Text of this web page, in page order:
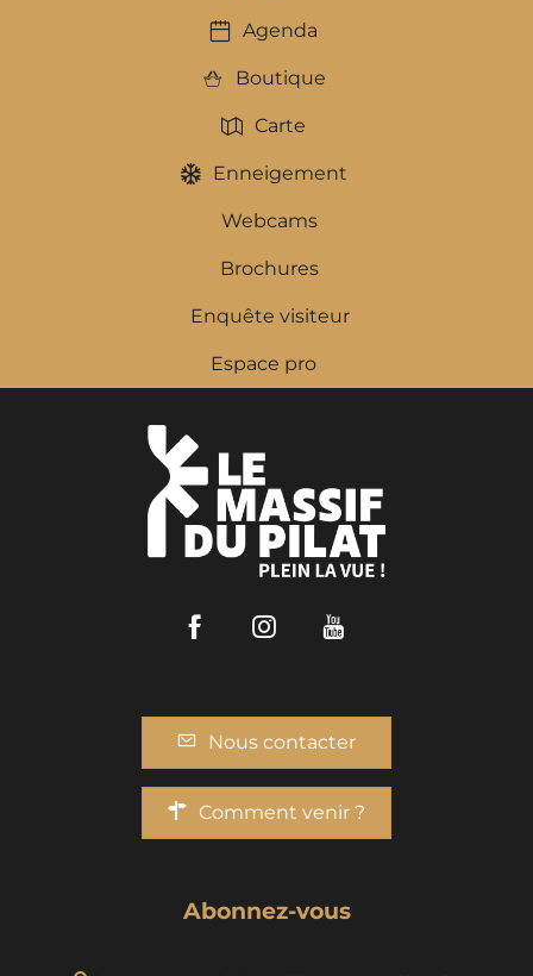
Agenda
Boutique
Carte
Enneigement
Webcams
Brochures
Enquête visiteur
Espace pro
FacebookInstagram
Nous contacter
Comment venir ?
Abonnez-vous